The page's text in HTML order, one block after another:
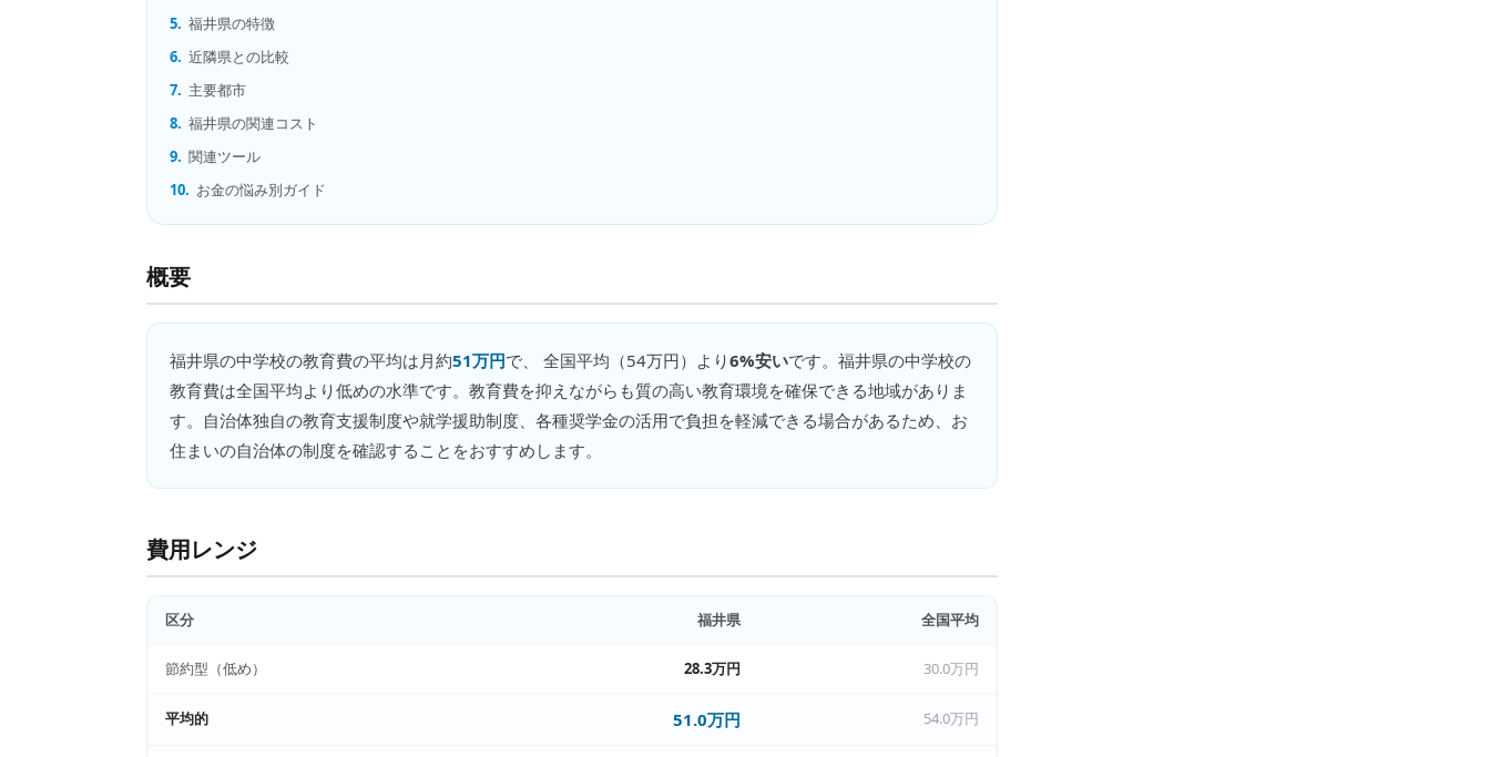
5. 福井県の特徴
6. 近隣県との比較
7. 主要都市
8. 福井県の関連コスト
9. 関連ツール
10. お金の悩み別ガイド
概要
福井県の中学校の教育費の平均は月約51万円で、 全国平均（54万円）より6%安いです。 福井県の中学校の
教育費は全国平均より低めの水準です。教育費を抑えながらも質の高い教育環境を確保できる地域がありま
す。自治体独自の教育支援制度や就学援助制度、各種奨学金の活用で負担を軽減できる場合があるため、お
住まいの自治体の制度を確認することをおすすめします。
費用レンジ
区分 福井県 全国平均
節約型（低め） 28.3万円 30.0万円
平均的 51.0万円 54.0万円